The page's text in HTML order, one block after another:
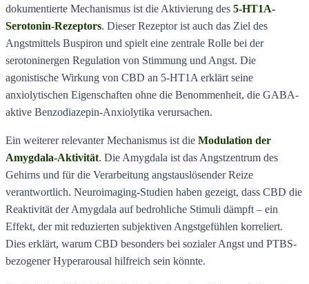
dokumentierte Mechanismus ist die Aktivierung des 5-HT1A-
Serotonin-Rezeptors. Dieser Rezeptor ist auch das Ziel des
Angstmittels Buspiron und spielt eine zentrale Rolle bei der
serotoninergen Regulation von Stimmung und Angst. Die
agonistische Wirkung von CBD an 5-HT1A erklärt seine
anxiolytischen Eigenschaften ohne die Benommenheit, die GABA-
aktive Benzodiazepin-Anxiolytika verursachen.
Ein weiterer relevanter Mechanismus ist die Modulation der
Amygdala-Aktivität. Die Amygdala ist das Angstzentrum des
Gehirns und für die Verarbeitung angstauslösender Reize
verantwortlich. Neuroimaging-Studien haben gezeigt, dass CBD die
Reaktivität der Amygdala auf bedrohliche Stimuli dämpft – ein
Effekt, der mit reduzierten subjektiven Angstgefühlen korreliert.
Dies erklärt, warum CBD besonders bei sozialer Angst und PTBS-
bezogener Hyperarousal hilfreich sein könnte.